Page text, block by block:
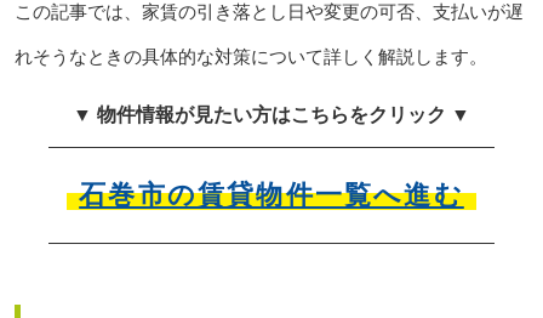
この記事では、家賃の引き落とし日や変更の可否、支払いが遅
れそうなときの具体的な対策について詳しく解説します。
▼ 物件情報が見たい方はこちらをクリック ▼
石巻市の賃貸物件一覧へ進む